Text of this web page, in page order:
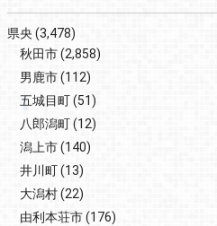
県央(3,478)
秋田市(2,858)
男鹿市(112)
五城目町(51)
八郎潟町(12)
潟上市(140)
井川町(13)
大潟村(22)
由利本荘市(176)